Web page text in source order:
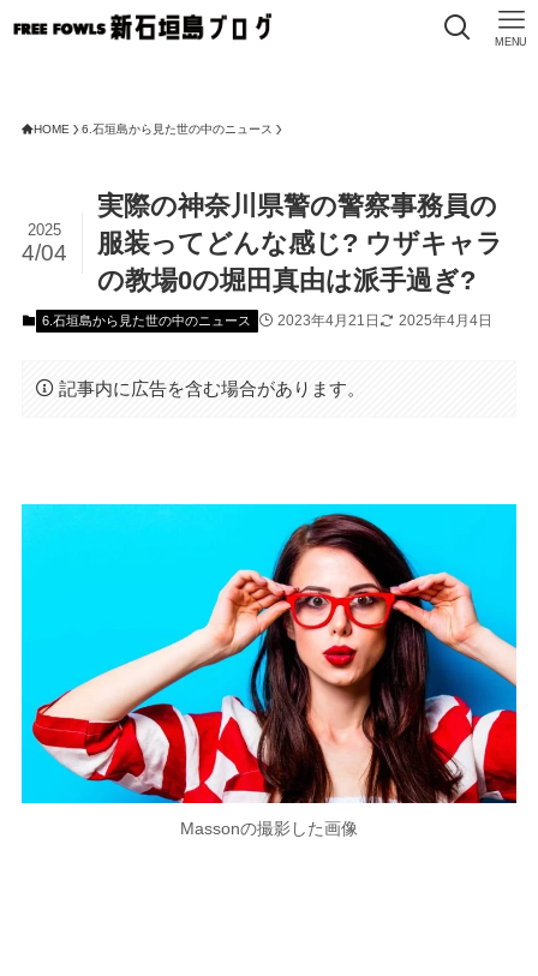
MENU
HOME 6.石垣島から見た世の中のニュース
実際の神奈川県警の警察事務員の
服装ってどんな感じ? ウザキャラ
の教場0の堀田真由は派手過ぎ?
2025
4/04
6.石垣島から見た世の中のニュース 2023年4月21日 2025年4月4日
記事内に広告を含む場合があります。
Massonの撮影した画像